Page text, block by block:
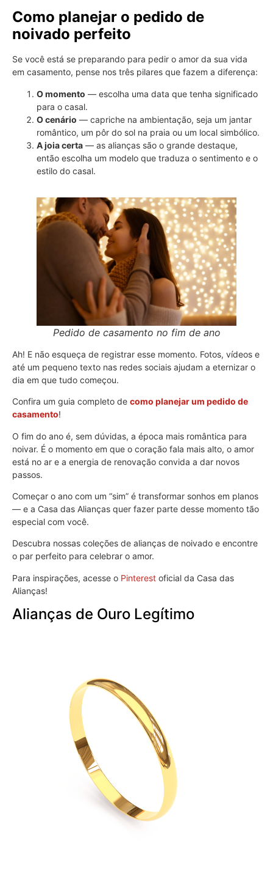
Como planejar o pedido de
noivado perfeito
Se você está se preparando para pedir o amor da sua vida
em casamento, pense nos três pilares que fazem a diferença:
O momento — escolha uma data que tenha significado
para o casal.
O cenário — capriche na ambientação, seja um jantar
romântico, um pôr do sol na praia ou um local simbólico.
A joia certa — as alianças são o grande destaque,
então escolha um modelo que traduza o sentimento e o
estilo do casal.
Pedido de casamento no fim de ano
Ah! E não esqueça de registrar esse momento. Fotos, vídeos e
até um pequeno texto nas redes sociais ajudam a eternizar o
dia em que tudo começou.
Confira um guia completo de como planejar um pedido de
casamento!
O fim do ano é, sem dúvidas, a época mais romântica para
noivar. É o momento em que o coração fala mais alto, o amor
está no ar e a energia de renovação convida a dar novos
passos.
Começar o ano com um “sim” é transformar sonhos em planos
— e a Casa das Alianças quer fazer parte desse momento tão
especial com você.
Descubra nossas coleções de alianças de noivado e encontre
o par perfeito para celebrar o amor.
Para inspirações, acesse o Pinterest oficial da Casa das
Alianças!
Alianças de Ouro Legítimo